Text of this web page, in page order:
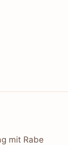
mit Rabe